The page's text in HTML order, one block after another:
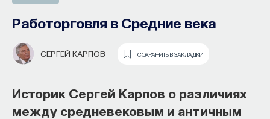
Работорговля в Средние века
СЕРГЕЙ КАРПОВ СОХРАНИТЬ В ЗАКЛАДКИ
Историк Сергей Карпов о различиях
между средневековым и античным